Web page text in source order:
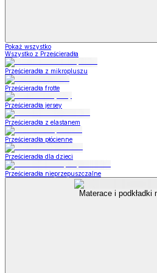
Pokaż wszystko
Wszystko z Prześcieradła
Prześcieradła z mikropluszu
Prześcieradła frotte
Prześcieradła jersey
Prześcieradła z elastanem
Prześcieradła płócienne
Prześcieradła dla dzieci
Prześcieradła nieprzepuszczalne
Materace i podkładki